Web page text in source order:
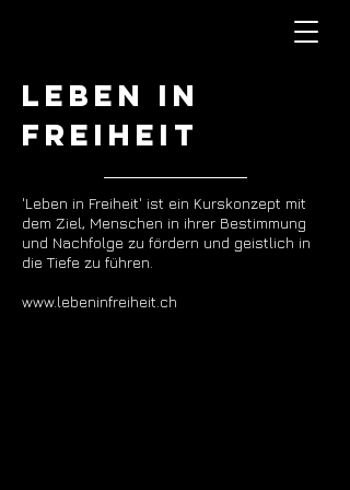
LEBEN IN
FREIHEIT
'Leben in Freiheit' ist ein Kurskonzept mit
dem Ziel, Menschen in ihrer Bestimmung
und Nachfolge zu fördern und geistlich in
die Tiefe zu führen.
www.lebeninfreiheit.ch